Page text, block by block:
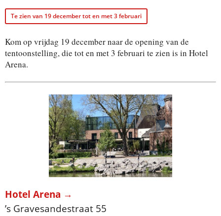
Te zien van 19 december tot en met 3 februari
Kom op vrijdag 19 december naar de opening van de
tentoonstelling, die tot en met 3 februari te zien is in Hotel
Arena.
Hotel Arena →
’s Gravesandestraat 55